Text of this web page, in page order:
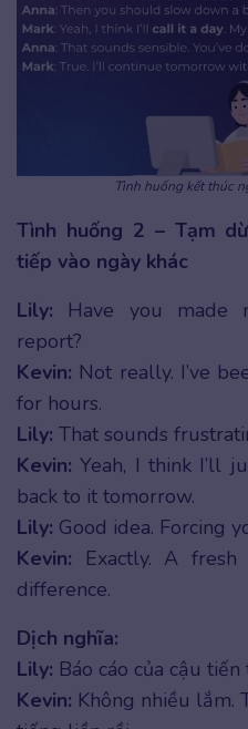
Tình huống kết thúc
Tình huống 2 – Tạm
tiếp vào ngày khác
Lily: Have you made
report?
Kevin: Not really. I’ve
for hours.
Lily: That sounds
Kevin: Yeah, I think I’ll
back to it tomorrow.
Lily: Good idea. Forcing
Kevin: Exactly. A
difference.
Dịch nghĩa:
Lily: Báo cáo của cậu
Kevin: Không nhiều lắm.